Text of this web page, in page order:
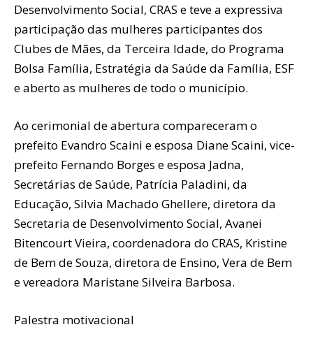
Desenvolvimento Social, CRAS e teve a expressiva
participação das mulheres participantes dos
Clubes de Mães, da Terceira Idade, do Programa
Bolsa Família, Estratégia da Saúde da Família, ESF
e aberto as mulheres de todo o município.
Ao cerimonial de abertura compareceram o
prefeito Evandro Scaini e esposa Diane Scaini, vice-
prefeito Fernando Borges e esposa Jadna,
Secretárias de Saúde, Patrícia Paladini, da
Educação, Silvia Machado Ghellere, diretora da
Secretaria de Desenvolvimento Social, Avanei
Bitencourt Vieira, coordenadora do CRAS, Kristine
de Bem de Souza, diretora de Ensino, Vera de Bem
e vereadora Maristane Silveira Barbosa.
Palestra motivacional